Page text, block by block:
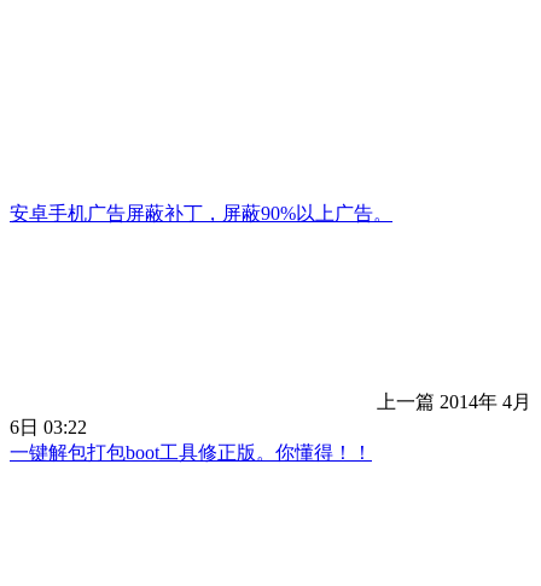
安卓手机广告屏蔽补丁，屏蔽90%以上广告。
上一篇 2014年 4月
6日 03:22
一键解包打包boot工具修正版。你懂得！！